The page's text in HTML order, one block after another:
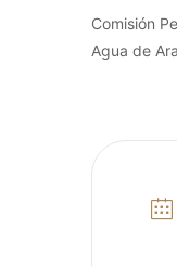
Comisión
Agua de